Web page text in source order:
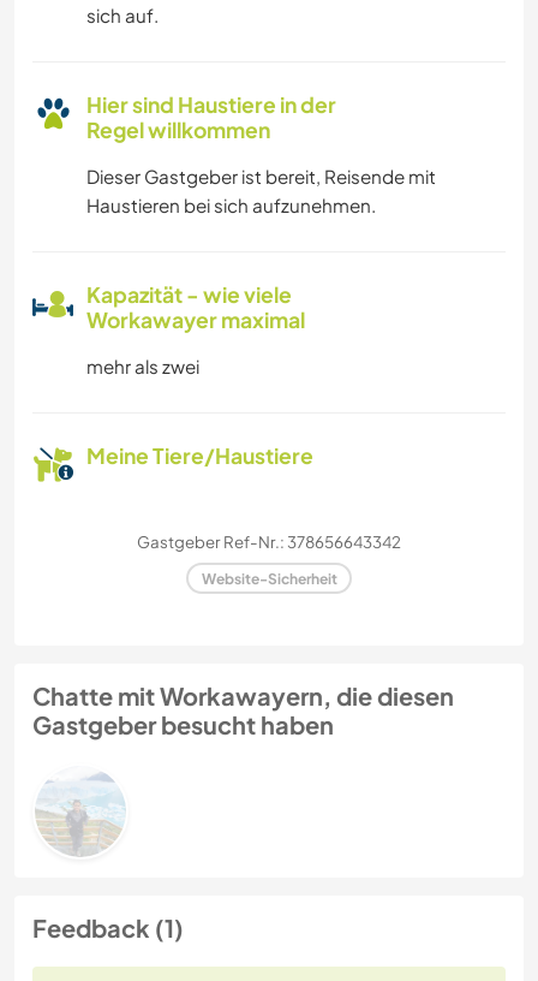
sich auf.
Hier sind Haustiere in der
Regel willkommen
Dieser Gastgeber ist bereit, Reisende mit
Haustieren bei sich aufzunehmen.
Kapazität - wie viele
Workawayer maximal
mehr als zwei
Meine Tiere/Haustiere
Gastgeber Ref-Nr.: 378656643342
Website-Sicherheit
Chatte mit Workawayern, die diesen
Gastgeber besucht haben
Feedback (1)